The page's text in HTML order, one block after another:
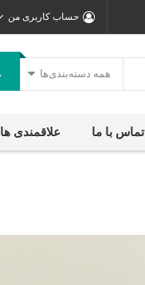
حساب کاربری من
همه دسته‌بندی‌ها
تماس با ما علاقمندی ها